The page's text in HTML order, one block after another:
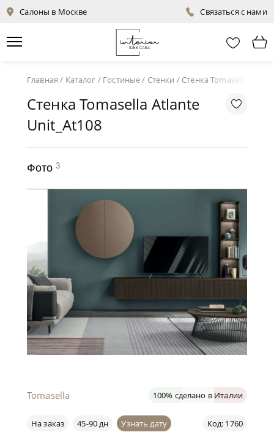
Салоны в Москве Связаться с нами
Главная / Каталог / Гостиные/ Стенки / Стенка Tomasella
Стенка Tomasella Atlante
Unit_At108
Фото 3
Tomasella 100% сделано в Италии
Код: 1760
На заказ 45-90 дн Узнать дату